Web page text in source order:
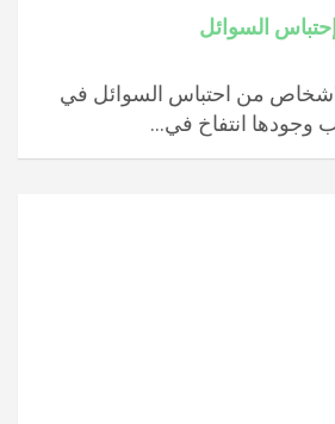
السوائل
من احتباس السوائل في
وجودها انتفاخ في…